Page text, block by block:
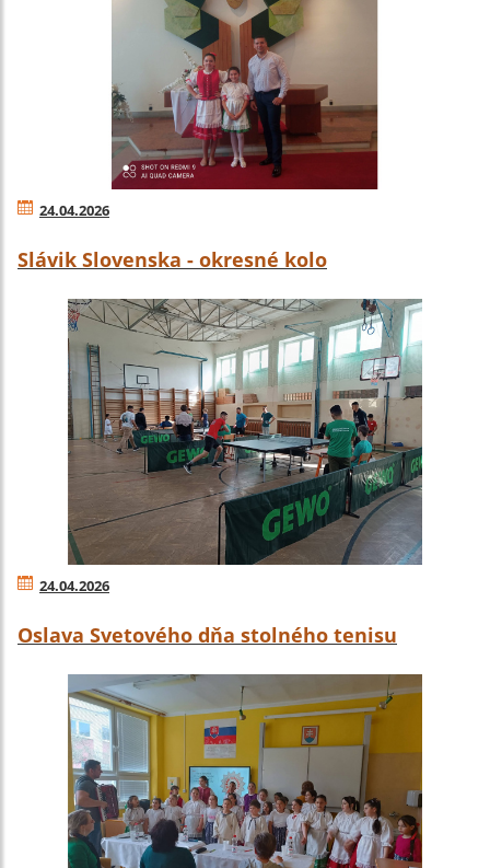
24.04.2026
Slávik Slovenska - okresné kolo
24.04.2026
Oslava Svetového dňa stolného tenisu